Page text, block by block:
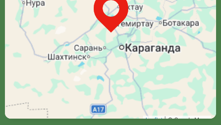
Leaflet| © Google Maps